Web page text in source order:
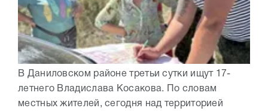
В Даниловском районе третьи сутки ищут 17-
летнего Владислава Косакова. По словам
местных жителей, сегодня над территорией